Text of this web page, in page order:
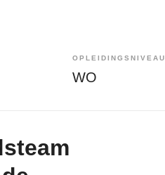
OPLEIDINGSNIVEAU
WO